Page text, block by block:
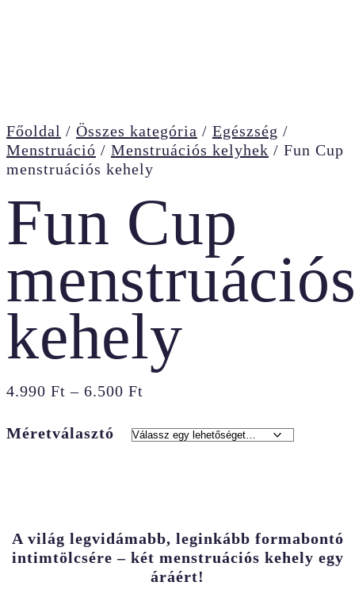
Főoldal / Összes kategória / Egészség /
Menstruáció / Menstruációs kelyhek / Fun Cup
menstruációs kehely
Fun Cup
kehely
4.990 Ft – 6.500 Ft
-
6.500 Ft
Méretválasztó
A világ legvidámabb, leginkább formabontó
intimtölcsére – két menstruációs kehely egy
áráért!